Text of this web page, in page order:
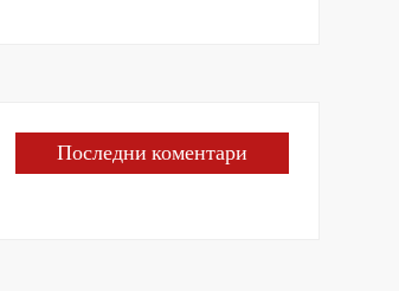
Последни коментари